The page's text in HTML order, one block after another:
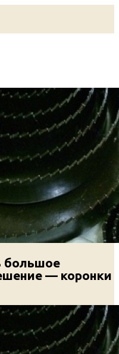
большое
— коронки